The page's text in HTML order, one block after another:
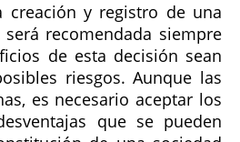
creación y registro de una
recomendada siempre
de esta decisión sean
riesgos. Aunque las
es necesario aceptar los
que se pueden